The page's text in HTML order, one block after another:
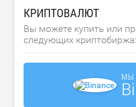
КРИПТОВАЛЮТ
Вы можете купить или
следующих
МЫ